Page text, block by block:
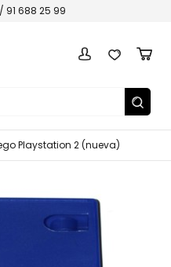
91 688 25 99
Playstation 2 (nueva)